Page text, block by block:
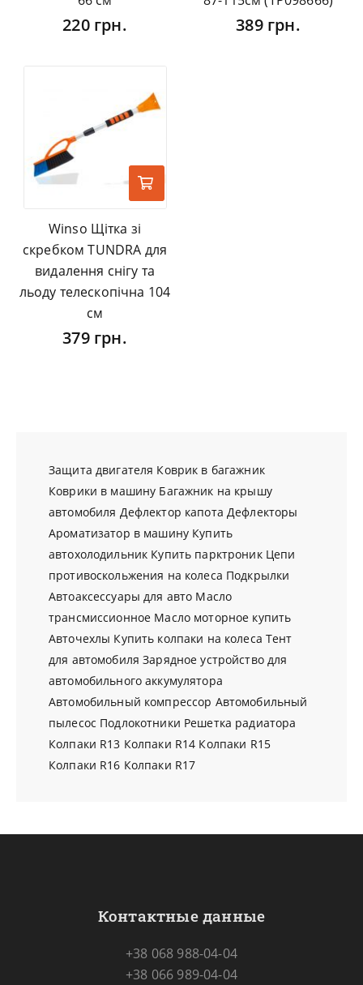
220 грн. 389 грн.
Winso Щітка зі
скребком TUNDRA для
видалення снігу та
льоду телескопічна 104
см
379 грн.
Защита двигателя Коврик в багажник
Коврики в машину Багажник на крышу
автомобиля Дефлектор капота Дефлекторы
Ароматизатор в машину Купить
автохолодильник Купить парктроник Цепи
противоскольжения на колеса Подкрылки
Автоаксессуары для авто Масло
трансмиссионное Масло моторное купить
Авточехлы Купить колпаки на колеса Тент
для автомобиля Зарядное устройство для
автомобильного аккумулятора
Автомобильный компрессор Автомобильный
пылесос Подлокотники Решетка радиатора
Колпаки R13 Колпаки R14 Колпаки R15
Колпаки R16 Колпаки R17
Контактные данные
+38 068 988-04-04
+38 066 989-04-04